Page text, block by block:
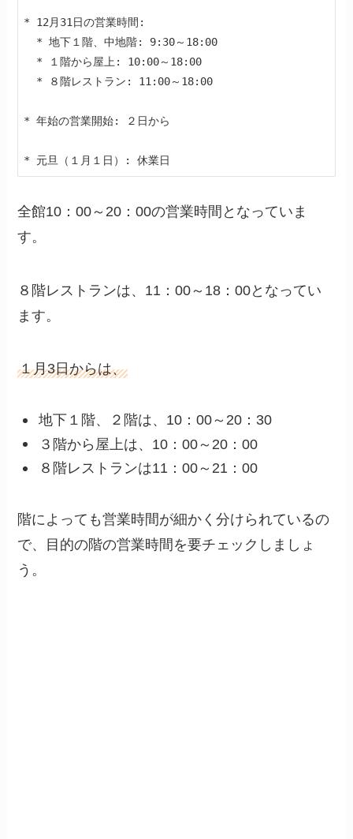
* 12月31日の営業時間:
* 年始の営業開始: ２日から
全館10：00～20：00の営業時間となっていま
す。
８階レストランは、11：00～18：00となってい
ます。
１月3日からは、
地下１階、２階は、10：00～20：30
３階から屋上は、10：00～20：00
８階レストランは11：00～21：00
階によっても営業時間が細かく分けられているの
で、目的の階の営業時間を要チェックしましょ
う。